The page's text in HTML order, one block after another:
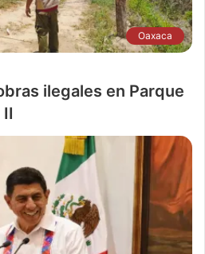
Oaxaca
ilegales en Parque